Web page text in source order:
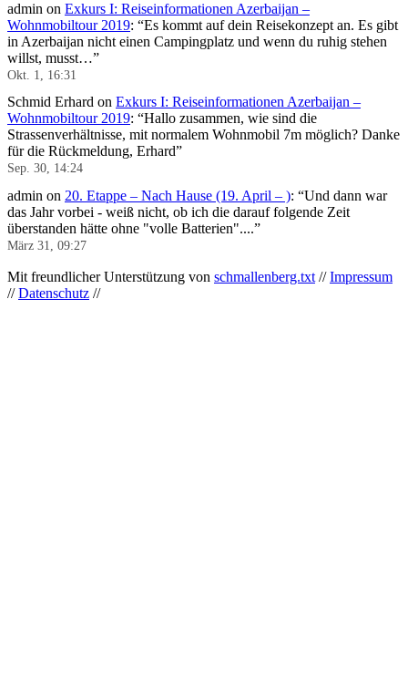
admin on Exkurs I: Reiseinformationen Azerbaijan –
Wohnmobiltour 2019: “Es kommt auf dein Reisekonzept an. Es gibt
in Azerbaijan nicht einen Campingplatz und wenn du ruhig stehen
willst, musst…”
Okt. 1, 16:31
Schmid Erhard on Exkurs I: Reiseinformationen Azerbaijan –
Wohnmobiltour 2019: “Hallo zusammen, wie sind die
Strassenverhältnisse, mit normalem Wohnmobil 7m möglich? Danke
für die Rückmeldung, Erhard”
Sep. 30, 14:24
admin on 20. Etappe – Nach Hause (19. April – ): “Und dann war
das Jahr vorbei - weiß nicht, ob ich die darauf folgende Zeit
überstanden hätte ohne "volle Batterien"....”
März 31, 09:27
Mit freundlicher Unterstützung von schmallenberg.txt //Impressum
//Datenschutz //